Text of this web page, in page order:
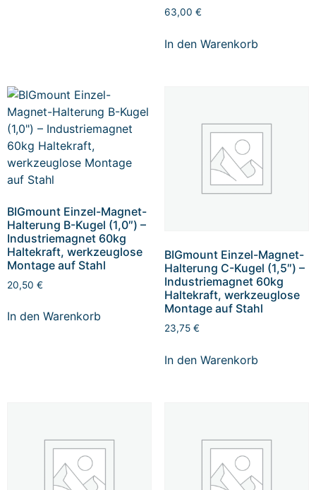
63,00 €
In den Warenkorb
BIGmount Einzel-Magnet-
Halterung B-Kugel (1,0″) –
Industriemagnet 60kg
Haltekraft, werkzeuglose
Montage auf Stahl
20,50 €
In den Warenkorb
BIGmount Einzel-Magnet-
Halterung C-Kugel (1,5″) –
Industriemagnet 60kg
Haltekraft, werkzeuglose
Montage auf Stahl
23,75 €
In den Warenkorb